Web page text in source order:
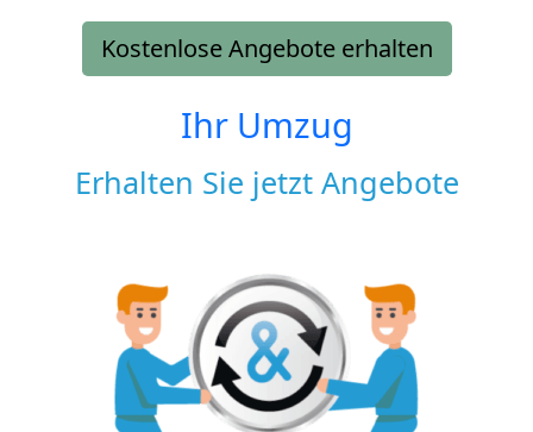
Kostenlose Angebote erhalten
Ihr Umzug
Erhalten Sie jetzt Angebote